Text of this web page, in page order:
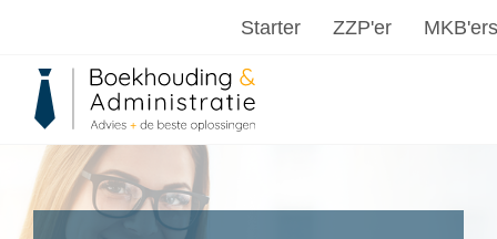
Starter ZZP'er MKB'ers